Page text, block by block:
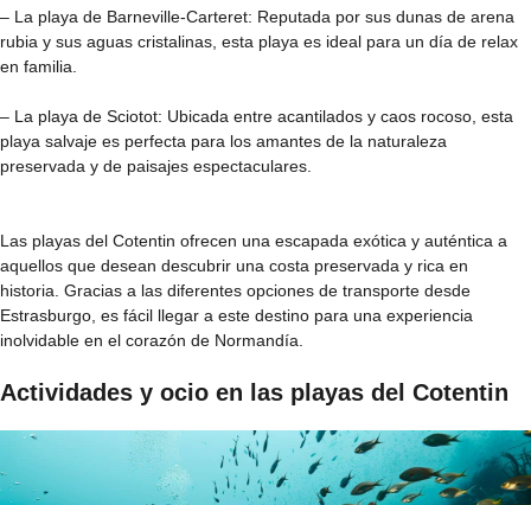
– La playa de Barneville-Carteret: Reputada por sus dunas de arena
rubia y sus aguas cristalinas, esta playa es ideal para un día de relax
en familia.
– La playa de Sciotot: Ubicada entre acantilados y caos rocoso, esta
playa salvaje es perfecta para los amantes de la naturaleza
preservada y de paisajes espectaculares.
Las playas del Cotentin ofrecen una escapada exótica y auténtica a
aquellos que desean descubrir una costa preservada y rica en
historia. Gracias a las diferentes opciones de transporte desde
Estrasburgo, es fácil llegar a este destino para una experiencia
inolvidable en el corazón de Normandía.
Actividades y ocio en las playas del Cotentin